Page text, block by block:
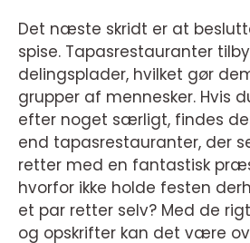
Det næste skridt er at
spise. Tapasrestauranter
delingsplader, hvilket gør
grupper af mennesker. Hvis
efter noget særligt, findes
end tapasrestauranter, der
retter med en fantastisk
hvorfor ikke holde festen
et par retter selv? Med de
og opskrifter kan det være